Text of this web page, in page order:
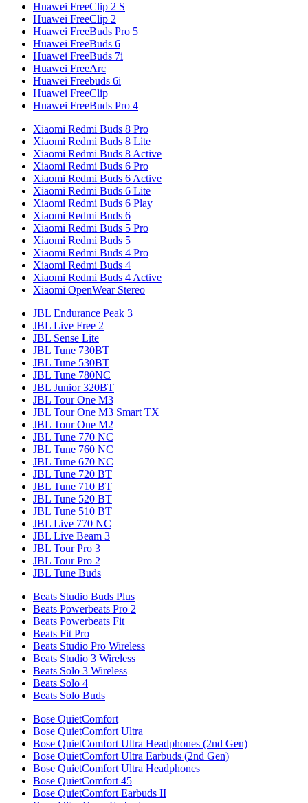
Huawei FreeClip 2 S
Huawei FreeClip 2
Huawei FreeBuds Pro 5
Huawei FreeBuds 6
Huawei FreeBuds 7i
Huawei FreeArc
Huawei Freebuds 6i
Huawei FreeClip
Huawei FreeBuds Pro 4
Xiaomi Redmi Buds 8 Pro
Xiaomi Redmi Buds 8 Lite
Xiaomi Redmi Buds 8 Active
Xiaomi Redmi Buds 6 Pro
Xiaomi Redmi Buds 6 Active
Xiaomi Redmi Buds 6 Lite
Xiaomi Redmi Buds 6 Play
Xiaomi Redmi Buds 6
Xiaomi Redmi Buds 5 Pro
Xiaomi Redmi Buds 5
Xiaomi Redmi Buds 4 Pro
Xiaomi Redmi Buds 4
Xiaomi Redmi Buds 4 Active
Xiaomi OpenWear Stereo
JBL Endurance Peak 3
JBL Live Free 2
JBL Sense Lite
JBL Tune 730BT
JBL Tune 530BT
JBL Tune 780NC
JBL Junior 320BT
JBL Tour One M3
JBL Tour One M3 Smart TX
JBL Tour One M2
JBL Tune 770 NC
JBL Tune 760 NC
JBL Tune 670 NC
JBL Tune 720 BT
JBL Tune 710 BT
JBL Tune 520 BT
JBL Tune 510 BT
JBL Live 770 NC
JBL Live Beam 3
JBL Tour Pro 3
JBL Tour Pro 2
JBL Tune Buds
Beats Studio Buds Plus
Beats Powerbeats Pro 2
Beats Powerbeats Fit
Beats Fit Pro
Beats Studio Pro Wireless
Beats Studio 3 Wireless
Beats Solo 3 Wireless
Beats Solo 4
Beats Solo Buds
Bose QuietComfort
Bose QuietComfort Ultra
Bose QuietComfort Ultra Headphones (2nd Gen)
Bose QuietComfort Ultra Earbuds (2nd Gen)
Bose QuietComfort Ultra Headphones
Bose QuietComfort 45
Bose QuietComfort Earbuds II